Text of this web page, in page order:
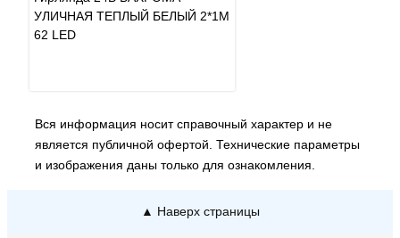
УЛИЧНАЯ ТЕПЛЫЙ БЕЛЫЙ 2*1М
62 LED
Вся информация носит справочный характер и не
является публичной офертой. Технические параметры
и изображения даны только для ознакомления.
▲ Наверх страницы